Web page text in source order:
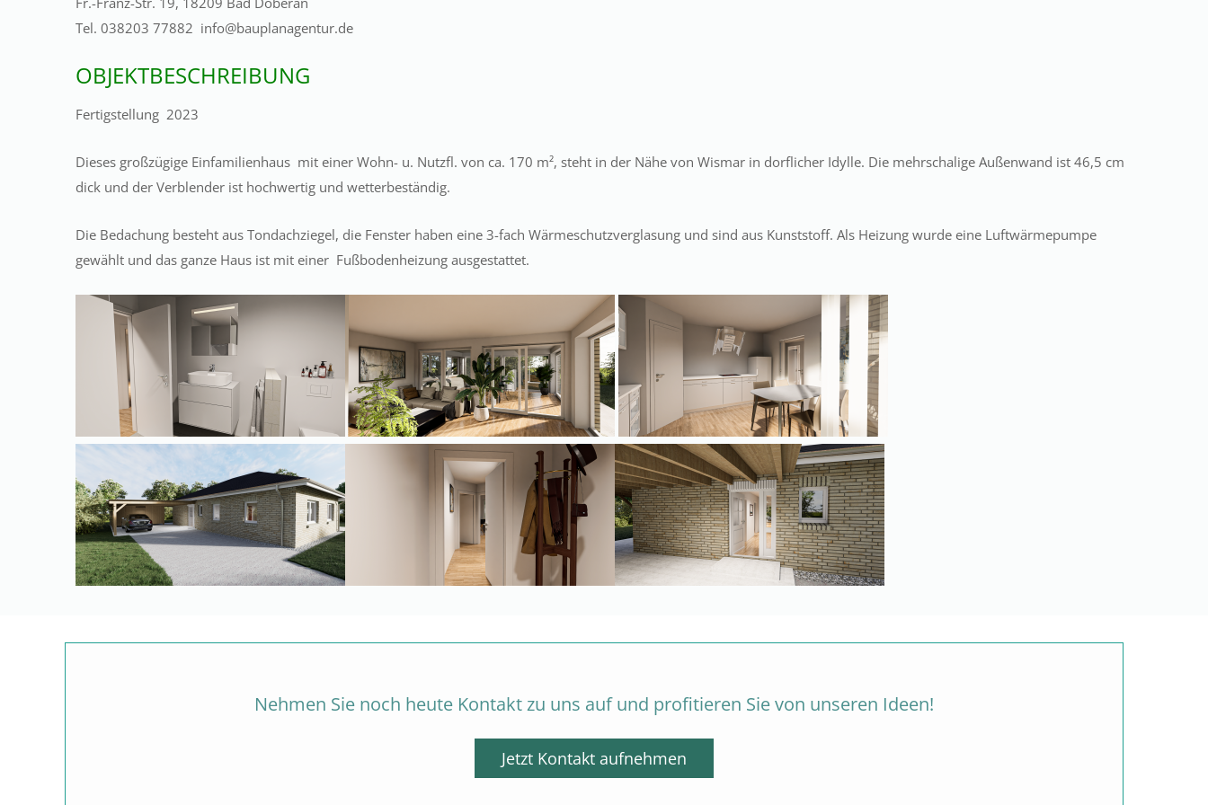
Tel. 038203 77882 info@bauplanagentur.de
OBJEKTBESCHREIBUNG
Fertigstellung 2023
Dieses großzügige Einfamilienhaus mit einer Wohn- u. Nutzfl. von ca. 170 m², steht in der Nähe von Wismar in dorflicher Idylle. Die mehrschalige Außenwand ist 46,5 cm
dick und der Verblender ist hochwertig und wetterbeständig.
Die Bedachung besteht aus Tondachziegel, die Fenster haben eine 3-fach Wärmeschutzverglasung und sind aus Kunststoff. Als Heizung wurde eine Luftwärmepumpe
gewählt und das ganze Haus ist mit einer Fußbodenheizung ausgestattet.
Nehmen Sie noch heute Kontakt zu uns auf und profitieren Sie von unseren Ideen!
Jetzt Kontakt aufnehmen